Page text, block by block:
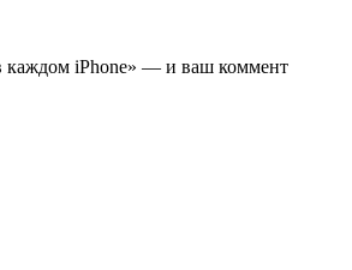
каждом iPhone» — и ваш коммент